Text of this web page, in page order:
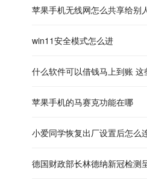
苹果手机无线网怎么共享给别
win11安全模式怎么进
什么软件可以借钱马上到账
苹果手机的马赛克功能在哪
小爱同学恢复出厂设置后怎么
德国财政部长林德纳新冠检测